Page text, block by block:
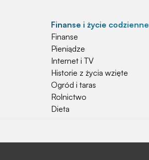
Finanse i życie codzienne
Finanse
Pieniądze
Internet i TV
Historie z życia wzięte
Ogród i taras
Rolnictwo
Dieta
Najchętniej czytane